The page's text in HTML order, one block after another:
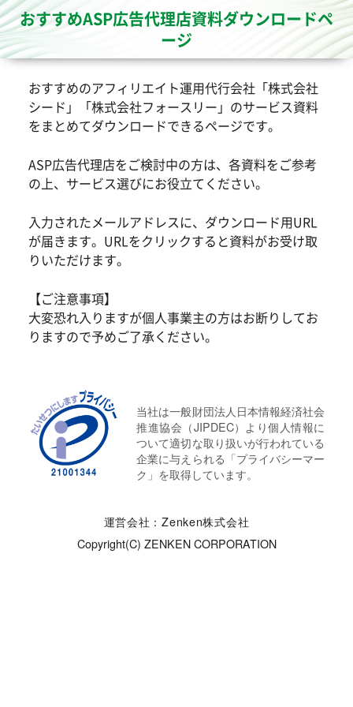
おすすめASP広告代理店資料ダウンロードペ
ージ
おすすめのアフィリエイト運用代行会社「株式会社
シード」「株式会社フォースリー」のサービス資料
をまとめてダウンロードできるページです。
ASP広告代理店をご検討中の方は、各資料をご参考
の上、サービス選びにお役立てください。
入力されたメールアドレスに、ダウンロード用URL
が届きます。URLをクリックすると資料がお受け取
りいただけます。
【ご注意事項】
大変恐れ入りますが個人事業主の方はお断りしてお
りますので予めご了承ください。
当社は一般財団法人日本情報経済社会
推進協会（JIPDEC）より個人情報に
ついて適切な取り扱いが行われている
企業に与えられる「プライバシーマー
ク」を取得しています。
運営会社：Zenken株式会社
Copyright(C) ZENKEN CORPORATION